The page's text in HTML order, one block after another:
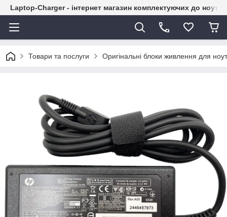
Laptop-Charger - інтернет магазин комплектуючих до
Товари та послуги Оригінальні блоки живлення для